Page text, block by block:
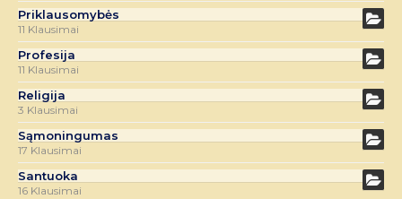
Priklausomybės
11 Klausimai
Profesija
11 Klausimai
Religija
3 Klausimai
Sąmoningumas
17 Klausimai
Santuoka
16 Klausimai